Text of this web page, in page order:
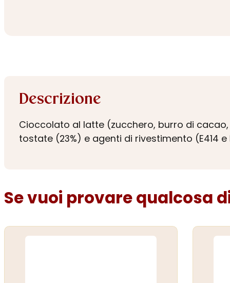
Descrizione
Cioccolato al latte (zucchero, burro di
tostate (23%) e agenti di rivestimento (E414 e
Se vuoi provare qualcosa